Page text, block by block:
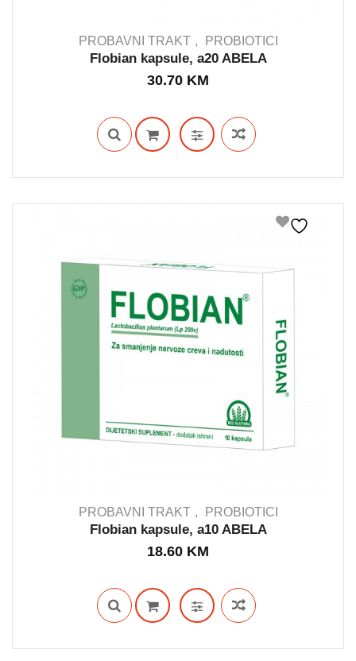
IN STOCK
PROBAVNI TRAKT PROBIOTICI
Flobian kapsule, a20 ABELA
30.70 KM
IN STOCK
PROBAVNI TRAKT PROBIOTICI
Flobian kapsule, a10 ABELA
18.60 KM